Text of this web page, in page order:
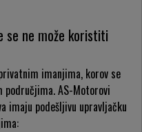
se ne može koristiti
imanjima, korov se
područjima. AS-Motorovi
imaju podešljivu upravljačku